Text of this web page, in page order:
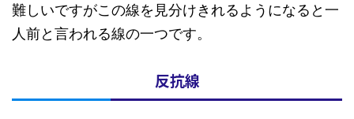
難しいですがこの線を見分けきれるようになると一
人前と言われる線の一つです。
反抗線